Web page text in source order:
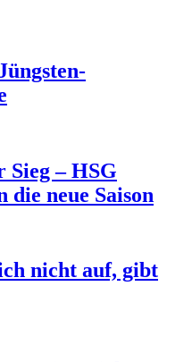
Sieg – HSG
neue Saison
nicht auf, gibt